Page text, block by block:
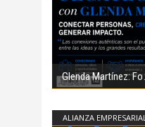
Glenda Martínez: Fo
ALIANZA EMPRESARIAL